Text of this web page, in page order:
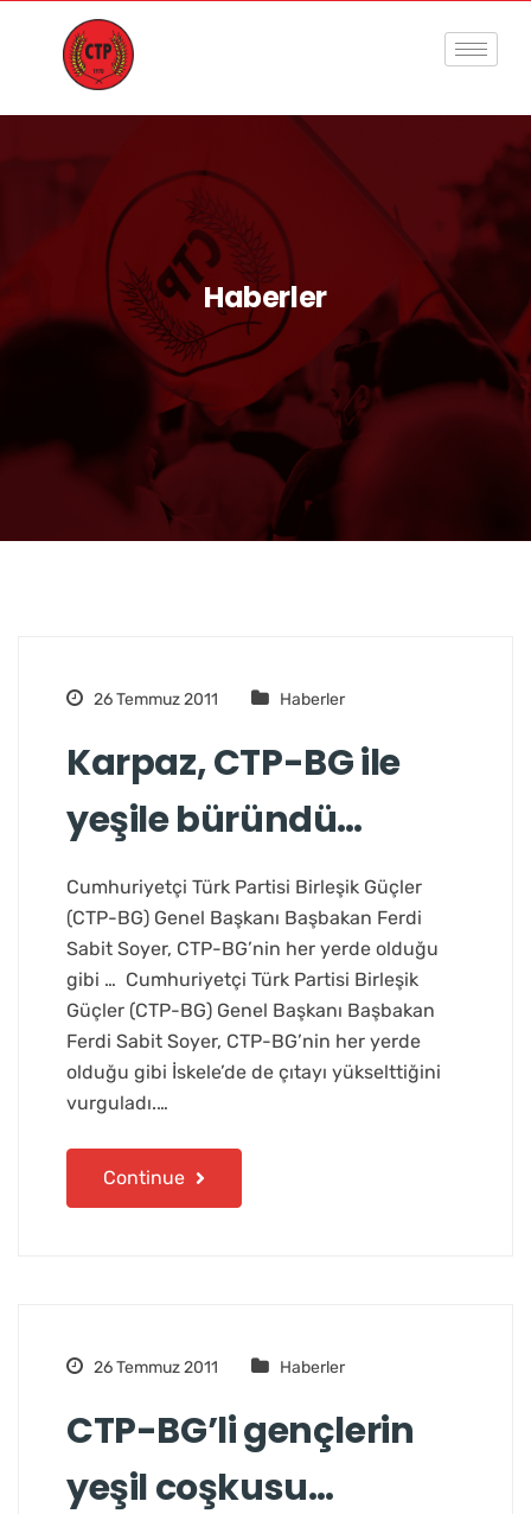
Haberler
26 Temmuz 2011 Haberler
Karpaz, CTP-BG ile
yeşile büründü…
Cumhuriyetçi Türk Partisi Birleşik Güçler
(CTP-BG) Genel Başkanı Başbakan Ferdi
Sabit Soyer, CTP-BG’nin her yerde olduğu
gibi … Cumhuriyetçi Türk Partisi Birleşik
Güçler (CTP-BG) Genel Başkanı Başbakan
Ferdi Sabit Soyer, CTP-BG’nin her yerde
olduğu gibi İskele’de de çıtayı yükselttiğini
vurguladı.…
Continue
26 Temmuz 2011 Haberler
CTP-BG’li gençlerin
yeşil coşkusu…